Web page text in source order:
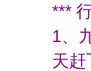
***
1、
天